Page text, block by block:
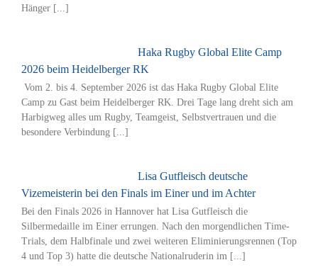
Hänger [...]
Haka Rugby Global Elite Camp
2026 beim Heidelberger RK
Vom 2. bis 4. September 2026 ist das Haka Rugby Global Elite
Camp zu Gast beim Heidelberger RK. Drei Tage lang dreht sich am
Harbigweg alles um Rugby, Teamgeist, Selbstvertrauen und die
besondere Verbindung [...]
Lisa Gutfleisch deutsche
Vizemeisterin bei den Finals im Einer und im Achter
Bei den Finals 2026 in Hannover hat Lisa Gutfleisch die
Silbermedaille im Einer errungen. Nach den morgendlichen Time-
Trials, dem Halbfinale und zwei weiteren Eliminierungsrennen (Top
4 und Top 3) hatte die deutsche Nationalruderin im [...]